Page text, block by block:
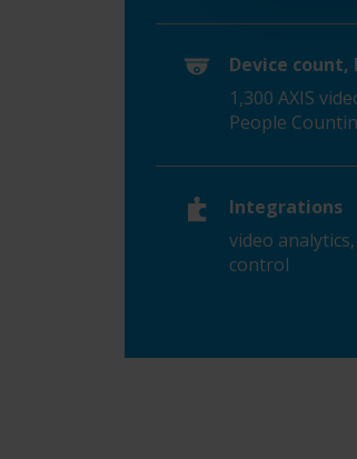
Device count,
1,300 AXIS
People
Integrations
video
control